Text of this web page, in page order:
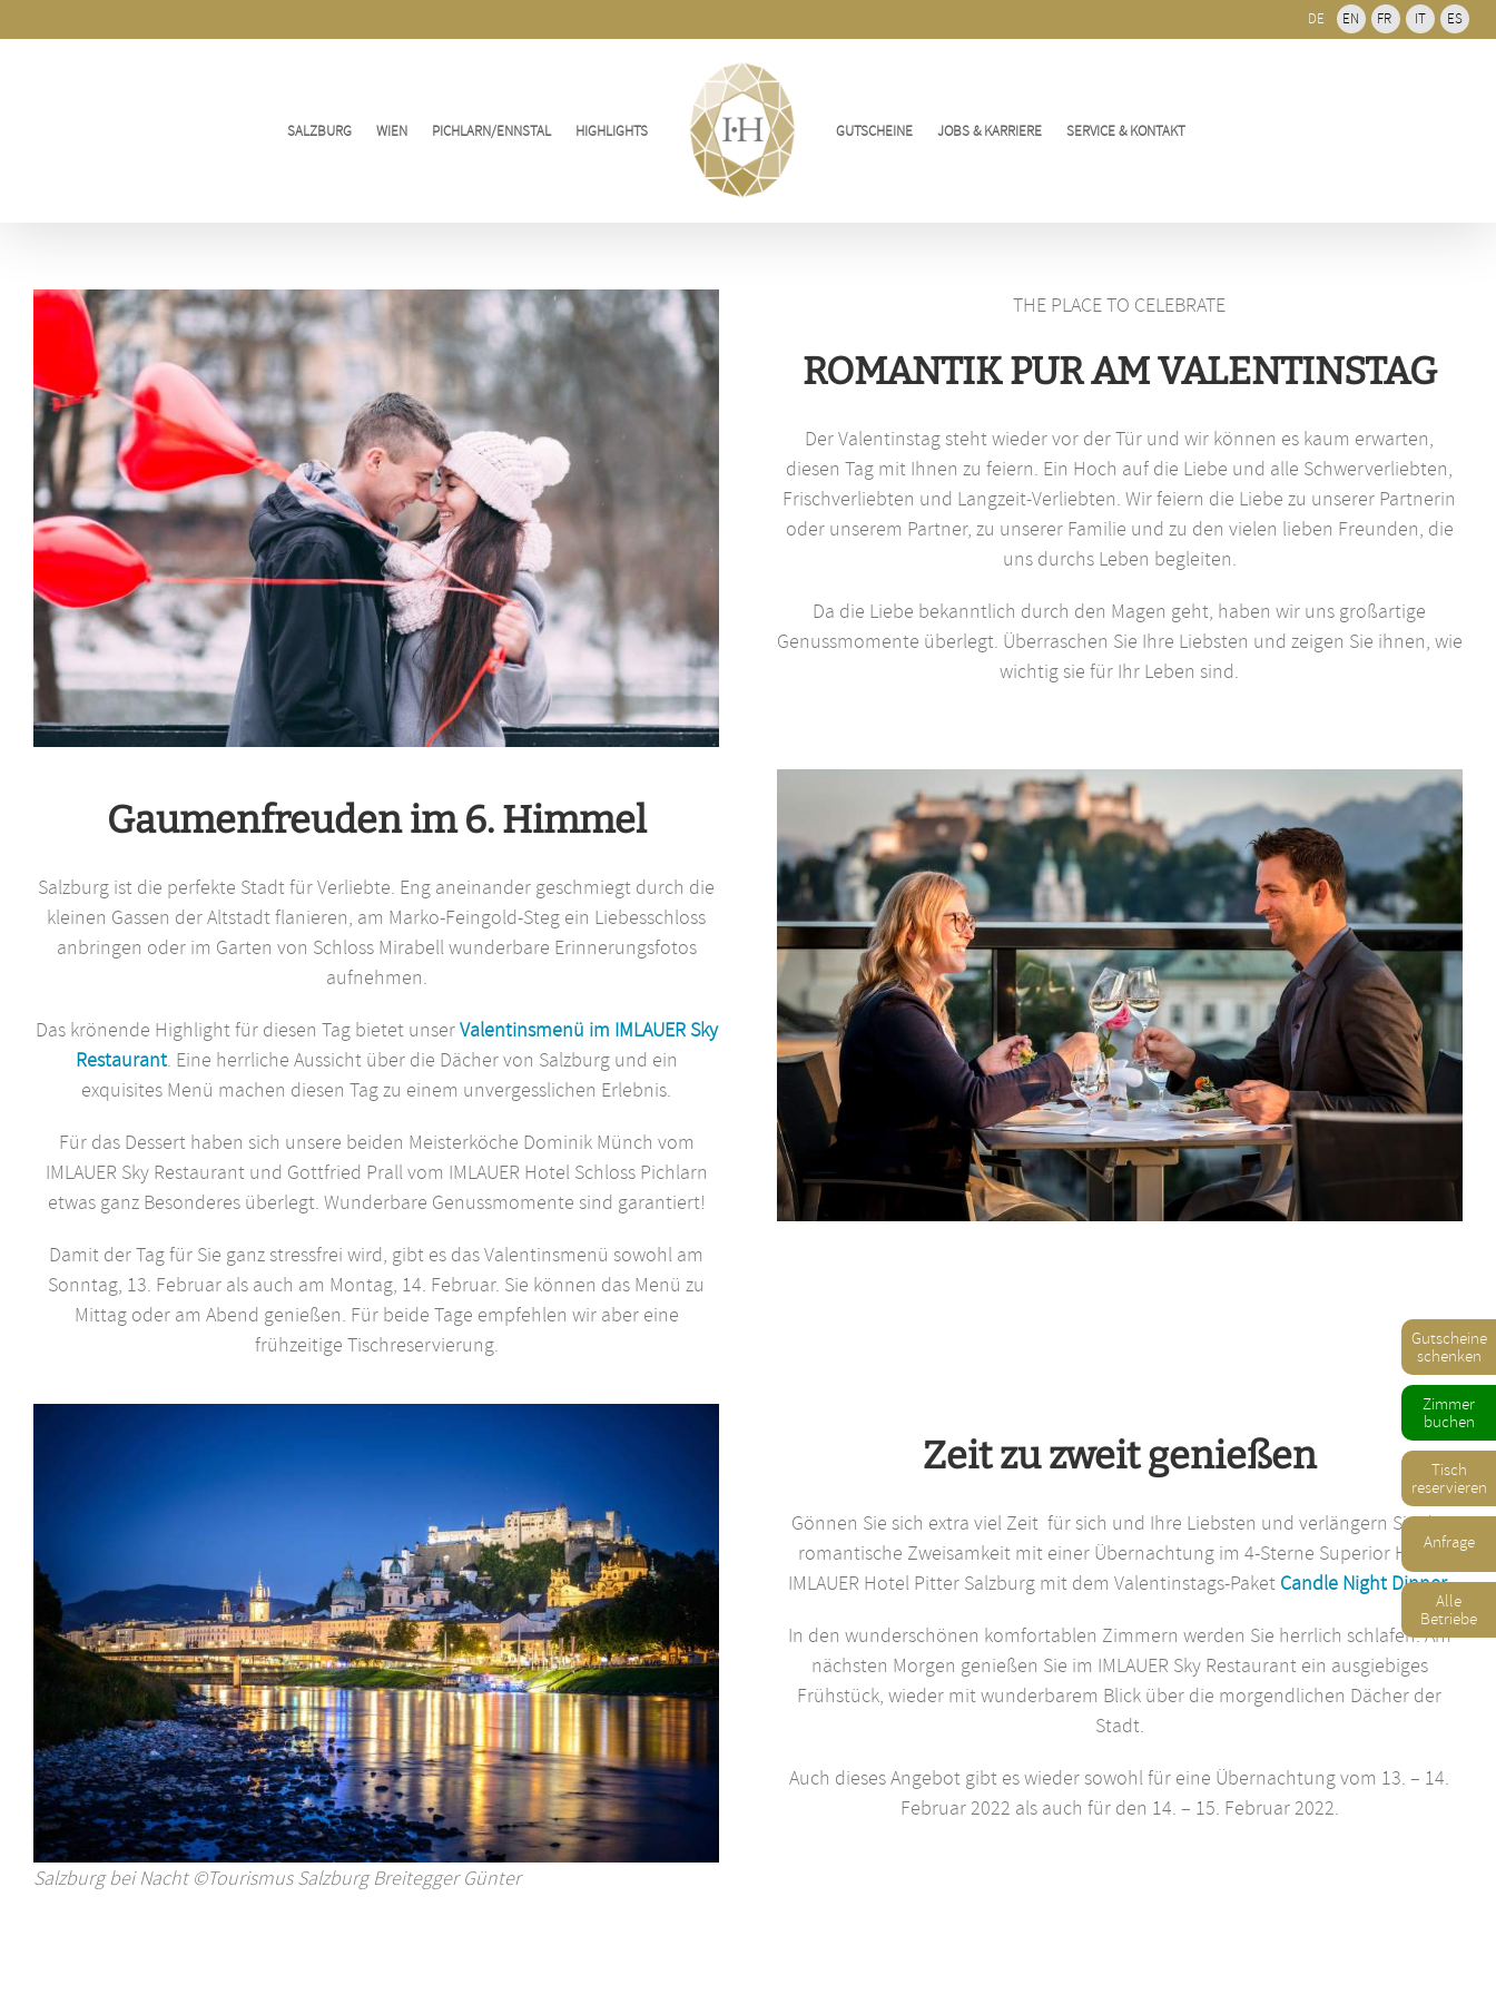
Gutscheine
schenken
Zimmer
buchen
Tisch
reservieren
Anfrage
Alle
Betriebe
Inhalt
SALZBURG WIEN PICHLARN/ENNSTAL HIGHLIGHTS GUTSCHEINE JOBS & KARRIERE SERVICE & KONTAKT
THE PLACE TO CELEBRATE
ROMANTIK PUR AM VALENTINSTAG
Der Valentinstag steht wieder vor der Tür und wir können es kaum erwarten,
diesen Tag mit Ihnen zu feiern. Ein Hoch auf die Liebe und alle Schwerverliebten,
Frischverliebten und Langzeit-Verliebten. Wir feiern die Liebe zu unserer Partnerin
oder unserem Partner, zu unserer Familie und zu den vielen lieben Freunden, die
uns durchs Leben begleiten.
Da die Liebe bekanntlich durch den Magen geht, haben wir uns großartige
Genussmomente überlegt. Überraschen Sie Ihre Liebsten und zeigen Sie ihnen, wie
wichtig sie für Ihr Leben sind.
Gaumenfreuden im 6. Himmel
Salzburg ist die perfekte Stadt für Verliebte. Eng aneinander geschmiegt durch die
kleinen Gassen der Altstadt flanieren, am Marko-Feingold-Steg ein Liebesschloss
anbringen oder im Garten von Schloss Mirabell wunderbare Erinnerungsfotos
aufnehmen.
Das krönende Highlight für diesen Tag bietet unserValentinsmenü im IMLAUER Sky
Restaurant. Eine herrliche Aussicht über die Dächer von Salzburg und ein
exquisites Menü machen diesen Tag zu einem unvergesslichen Erlebnis.
Für das Dessert haben sich unsere beiden Meisterköche Dominik Münch vom
IMLAUER Sky Restaurant und Gottfried Prall vom IMLAUER Hotel Schloss Pichlarn
etwas ganz Besonderes überlegt. Wunderbare Genussmomente sind garantiert!
Damit der Tag für Sie ganz stressfrei wird, gibt es das Valentinsmenü sowohl am
Sonntag, 13. Februar als auch am Montag, 14. Februar. Sie können das Menü zu
Mittag oder am Abend genießen. Für beide Tage empfehlen wir aber eine
frühzeitige Tischreservierung.
Salzburg bei Nacht ©Tourismus Salzburg Breitegger Günter
Zeit zu zweit genießen
Gönnen Sie sich extra viel Zeit für sich und Ihre Liebsten und verlängern Sie die
romantische Zweisamkeit mit einer Übernachtung im 4-Sterne Superior Hotel
IMLAUER Hotel Pitter Salzburg mit dem Valentinstags-Paket Candle Night Dinner.
In den wunderschönen komfortablen Zimmern werden Sie herrlich schlafen. Am
nächsten Morgen genießen Sie im IMLAUER Sky Restaurant ein ausgiebiges
Frühstück, wieder mit wunderbarem Blick über die morgendlichen Dächer der
Stadt.
Auch dieses Angebot gibt es wieder sowohl für eine Übernachtung vom 13. – 14.
Februar 2022 als auch für den 14. – 15. Februar 2022.
DE EN FR IT ES